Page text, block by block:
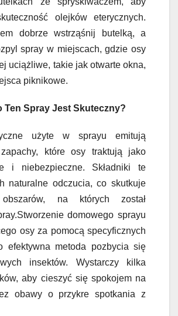
olejków eterycznych.
dobrze wstrząśnij butelką, a
spray w miejscach, gdzie osy
uciążliwe, takie jak otwarte okna,
piknikowe.
Ten Spray Jest Skuteczny?
użyte w sprayu emitują
które osy traktują jako
i niebezpieczne. Składniki te
naturalne odczucia, co skutkuje
obszarów, na których został
domowego sprayu
osy za pomocą specyficznych
efektywna metoda pozbycia się
insektów. Wystarczy kilka
aby cieszyć się spokojem na
obawy o przykre spotkania z